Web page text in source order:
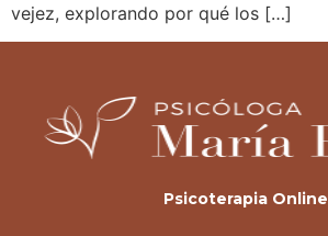
vejez, explorando por qué los […]
Psicoterapia Online